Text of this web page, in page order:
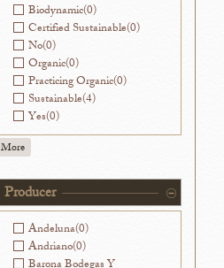
Biodynamic(0)
Certified Sustainable(0)
No(0)
Organic(0)
Practicing Organic(0)
Sustainable(4)
Yes(0)
More
Producer
Andeluna(0)
Andriano(0)